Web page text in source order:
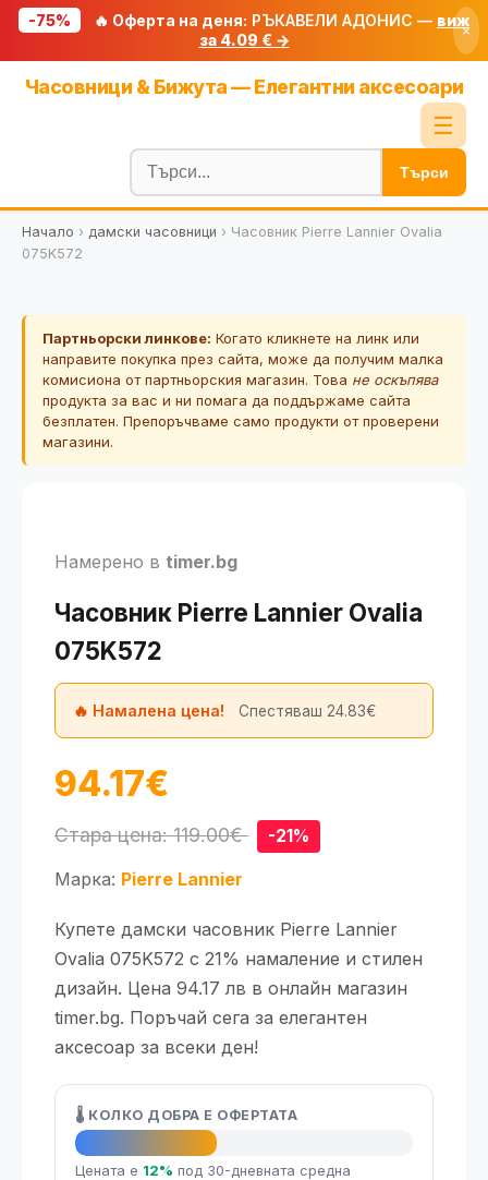
-75% 🔥 Оферта на деня: РЪКАВЕЛИ АДОНИС — виж
за 4.09 € →
×
Часовници & Бижута — Елегантни аксесоари
☰
Блог
🧮 Калкулатори
🔍 Намери продукт
🎟️ Купони
Търси
Начало › дамски часовници › Часовник Pierre Lannier Ovalia
075K572
Партньорски линкове: Когато кликнете на линк или
направите покупка през сайта, може да получим малка
комисиона от партньорския магазин. Това не оскъпява
продукта за вас и ни помага да поддържаме сайта
безплатен. Препоръчваме само продукти от проверени
магазини.
Намерено в timer.bg
Часовник Pierre Lannier Ovalia
075K572
🔥 Намалена цена! Спестяваш 24.83€
94.17€
Стара цена: 119.00€ -21%
Марка: Pierre Lannier
Купете дамски часовник Pierre Lannier
Ovalia 075K572 с 21% намаление и стилен
дизайн. Цена 94.17 лв в онлайн магазин
timer.bg. Поръчай сега за елегантен
аксесоар за всеки ден!
🌡️ КОЛКО ДОБРА Е ОФЕРТАТА
👍 Добра оферта
Цената е 12% под 30-дневната средна